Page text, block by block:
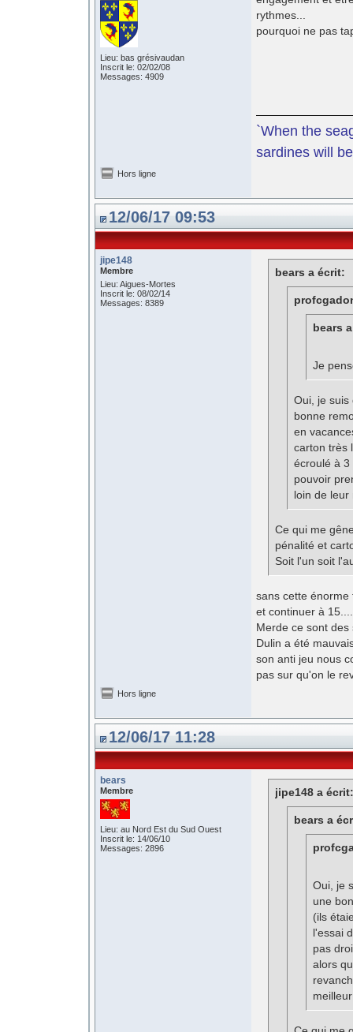
Lieu: bas grésivaudan
Inscrit le: 02/02/08
Messages: 4909
rythmes...
pourquoi ne pas
`When the
sardines will
Hors ligne
12/06/17 09:53
jipe148
Membre
Lieu: Aigues-Mortes
Inscrit le: 08/02/14
Messages: 8389
bears a écrit:
bears
Je
Oui, je suis
bonne
en
carton très
écroulé à 3
pouvoir
loin de leur
Ce qui me
pénalité et
Soit l'un soit
sans cette
et continuer à 15....
Merde ce sont
Dulin a été
son anti jeu nous
pas sur qu'on le
Hors ligne
12/06/17 11:28
bears
Membre
Lieu: au Nord Est du Sud Ouest
Inscrit le: 14/06/10
Messages: 2896
jipe148 a écrit:
bears a
Oui, je
une
(ils
l'essai
pas
alors